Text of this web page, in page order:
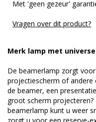
Met 'geen gezeur'
Vragen over dit product?
Merk lamp met
De beamerlamp zorgt
projectiescherm of
de beamer, een
groot scherm projecteren?
beamerlamp kunt u weer
zorgt u voor een reserve-